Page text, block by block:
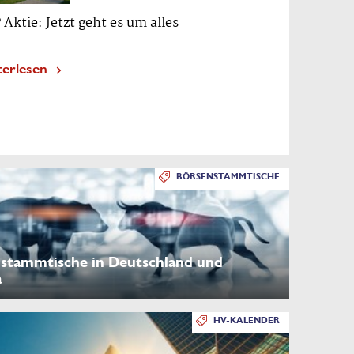
Aktie: Jetzt geht es um alles
BÖRSENSTAMMTISCHE
in Deutschland und
HV-KALENDER